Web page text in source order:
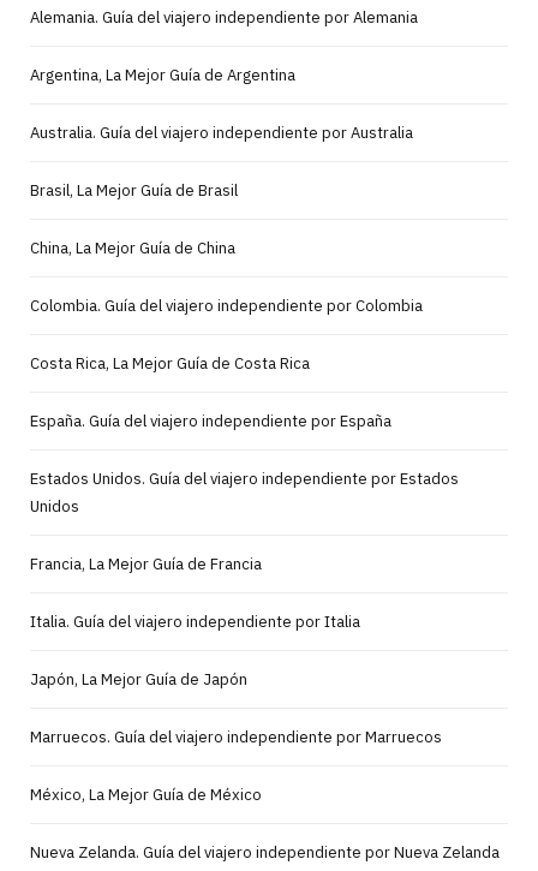
Alemania. Guía del viajero independiente por Alemania
Argentina, La Mejor Guía de Argentina
Australia. Guía del viajero independiente por Australia
Brasil, La Mejor Guía de Brasil
China, La Mejor Guía de China
Colombia. Guía del viajero independiente por Colombia
Costa Rica, La Mejor Guía de Costa Rica
España. Guía del viajero independiente por España
Estados Unidos. Guía del viajero independiente por Estados
Unidos
Francia, La Mejor Guía de Francia
Italia. Guía del viajero independiente por Italia
Japón, La Mejor Guía de Japón
Marruecos. Guía del viajero independiente por Marruecos
México, La Mejor Guía de México
Nueva Zelanda. Guía del viajero independiente por Nueva Zelanda